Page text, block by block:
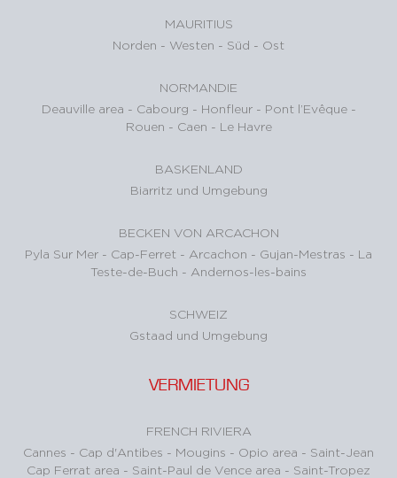
MAURITIUS
Norden - Westen - Süd - Ost
NORMANDIE
Deauville area - Cabourg - Honfleur - Pont l’Evêque -
Rouen - Caen - Le Havre
BASKENLAND
Biarritz und Umgebung
BECKEN VON ARCACHON
Pyla Sur Mer - Cap-Ferret - Arcachon - Gujan-Mestras - La
Teste-de-Buch - Andernos-les-bains
SCHWEIZ
Gstaad und Umgebung
VERMIETUNG
FRENCH RIVIERA
Cannes - Cap d'Antibes - Mougins - Opio area - Saint-Jean
Cap Ferrat area - Saint-Paul de Vence area - Saint-Tropez